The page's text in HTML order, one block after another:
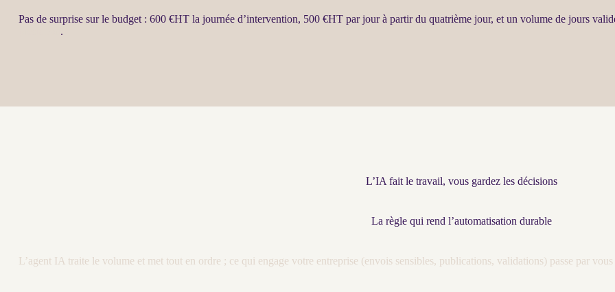
Pas de surprise sur le budget : 600 €HT la journée d’intervention, 500 €HT par jour à partir du quatrième jour, et un volume de jours
.
L’IA fait le travail, vous gardez les décisions
La règle qui rend l’automatisation durable
L’agent IA traite le volume et met tout en ordre ; ce qui engage votre entreprise (envois sensibles, publications, validations) passe par